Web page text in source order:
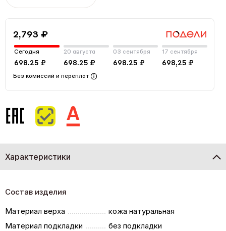
2,793 ₽
Сегодня
698.25 ₽
20 августа
698.25 ₽
03 сентября
698.25 ₽
17 сентября
698,25 ₽
Без комиссий и переплат
Характеристики
Состав изделия
Материал верха
кожа натуральная
Материал подкладки
без подкладки